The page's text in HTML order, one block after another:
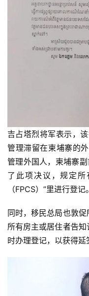
吉占塔烈将军表示，
管理滞留在柬埔寨的
管理外国人，柬埔寨
了此项决议，规定
（FPCS）”里进行登记。
同时，移民总局也敦
所有房主或居住者告
时办理登记，以获得延